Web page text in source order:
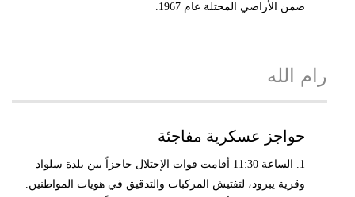
ضمن الأراضي المحتلة عام 1967.
رام الله
حواجز عسكرية مفاجئة
1. الساعة 11:30 أقامت قوات الإحتلال حاجزاً بين بلدة سلواد
وقرية يبرود، لتفتيش المركبات والتدقيق في هويات المواطنين.